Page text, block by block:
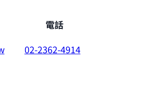
電話
02-2362-4914